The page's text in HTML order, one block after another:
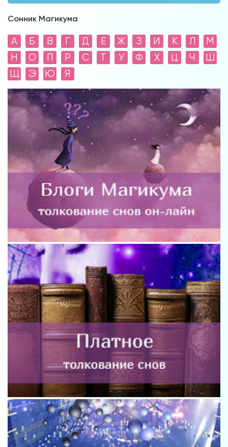
Сонник Магикума
А Б В Г Д Е Ж З И К Л
М
Н
О П Р С Т У Ф Х Ц Ч
Ш
Щ
Э Ю Я